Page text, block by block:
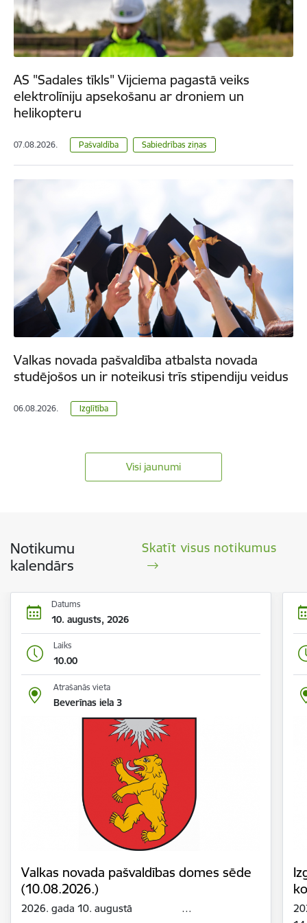
AS "Sadales tīkls" Vijciema pagastā veiks
elektrolīniju apsekošanu ar droniem un
helikopteru
07.08.2026. Pašvaldība Sabiedrības ziņas
Valkas novada pašvaldība atbalsta novada
studējošos un ir noteikusi trīs stipendiju veidus
06.08.2026. Izglītība
Visi jaunumi
Notikumu
kalendārs
Skatīt visus notikumus
Datums
10. augusts, 2026
Laiks
10.00
Atrašanās vieta
Beverīnas iela 3
Valkas novada pašvaldības domes sēde
(10.08.2026.)
2026. gada 10. augustā …